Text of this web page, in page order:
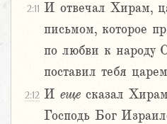
2:11 И отвечал Хирам,
письмом, которое
по любви к народу
поставил тебя
2:12 И еще сказал
Господь Бог